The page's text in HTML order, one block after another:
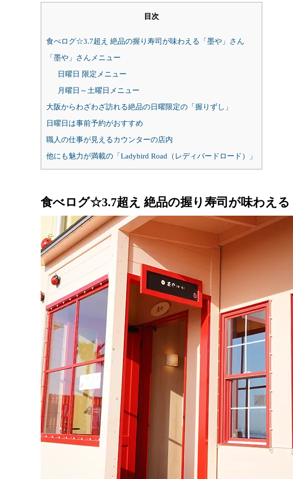
目次
食べログ☆3.7超え 絶品の握り寿司が味わえる「墨や」さん
「墨や」さんメニュー
日曜日 限定メニュー
月曜日～土曜日メニュー
大阪からわざわざ訪れる絶品の日曜限定の「握りずし」
日曜日は事前予約がおすすめ
職人の仕事が見えるカウンターの店内
他にも魅力が満載の「Ladybird Road（レディバードロード）」
食べログ☆3.7超え 絶品の握り寿司が味わえる